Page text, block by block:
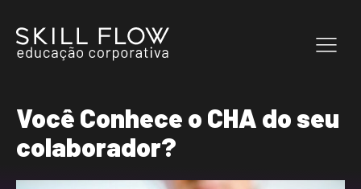
Você Conhece o CHA do seu
colaborador?